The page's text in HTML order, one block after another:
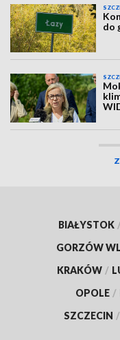
do
BIAŁYSTOK
GORZÓW
KRAKÓW /
OPOLE /
SZCZECIN /